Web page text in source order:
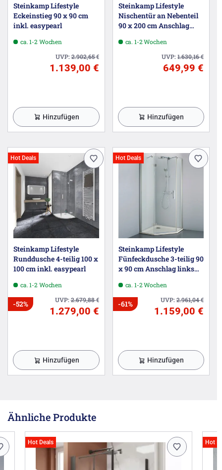
Steinkamp Lifestyle
Eckeinstieg 90 x 90 cm
inkl. easypearl
ca. 1-2 Wochen
UVP:2.902,65€
1.139,00 €
Hinzufügen
Steinkamp Lifestyle
Nischentür an Nebenteil
90 x 200 cm Anschlag
ca. 1-2 Wochen
UVP:1.630,16€
649,99 €
Hinzufügen
Hot Deals
Steinkamp Lifestyle
Runddusche 4-teilig 100 x
100 cm inkl. easypearl
ca. 1-2 Wochen
UVP:2.679,88€
-52%
1.279,00 €
Hinzufügen
Hot Deals
Steinkamp Lifestyle
Fünfeckdusche 3-teilig 90
x 90 cm Anschlag links
ca. 1-2 Wochen
UVP:2.961,04€
-61%
1.159,00 €
Hinzufügen
Ähnliche Produkte
Hot Deals Hot